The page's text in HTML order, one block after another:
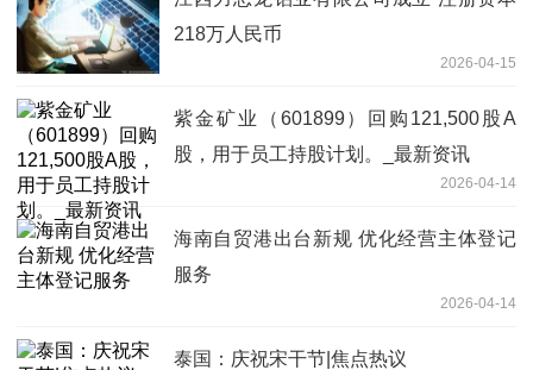
218万人民币
2026-04-15
紫金矿业（601899）回购121,500股A
股，用于员工持股计划。_最新资讯
2026-04-14
海南自贸港出台新规 优化经营主体登记
服务
2026-04-14
泰国：庆祝宋干节|焦点热议